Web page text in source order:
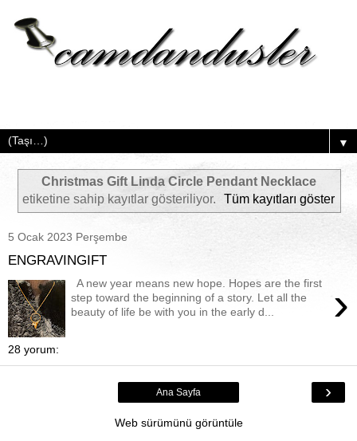
▼
Christmas Gift Linda Circle Pendant Necklace
etiketine sahip kayıtlar gösteriliyor.
Tüm kayıtları göster
5 Ocak 2023 Perşembe
ENGRAVINGIFT
›
A new year means new hope. Hopes are the first
step toward the beginning of a story. Let all the
beauty of life be with you in the early d...
28 yorum:
›
Ana Sayfa
Web sürümünü görüntüle